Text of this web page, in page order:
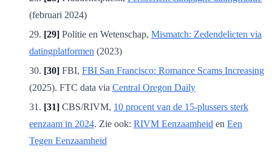
(februari 2024)
[29] Politie en Wetenschap, Mismatch: Zedendelicten via
datingplatformen (2023)
[30] FBI, FBI San Francisco: Romance Scams Increasing
(2025). FTC data via Central Oregon Daily
[31] CBS/RIVM, 10 procent van de 15-plussers sterk
eenzaam in 2024. Zie ook: RIVM Eenzaamheid en Een
Tegen Eenzaamheid